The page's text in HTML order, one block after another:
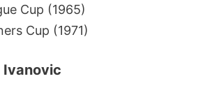
Cup (1965)
Cup (1971)
Ivanovic